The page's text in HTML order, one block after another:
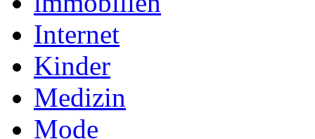
Internet
Kinder
Medizin
Mode